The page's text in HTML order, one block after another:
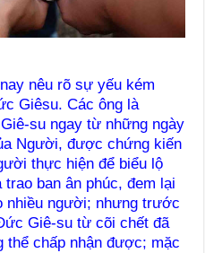
nêu rõ sự yếu kém
Giêsu. Các ông là
su ngay từ những ngày
Người, được chứng kiến
thực hiện để biểu lộ
ban ân phúc, đem lại
nhiều người; nhưng trước
Giê-su từ cõi chết đã
thể chấp nhận được; mặc